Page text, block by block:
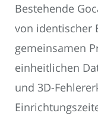
Bestehende
von identischer
gemeinsamen
einheitlichen
und 3D-